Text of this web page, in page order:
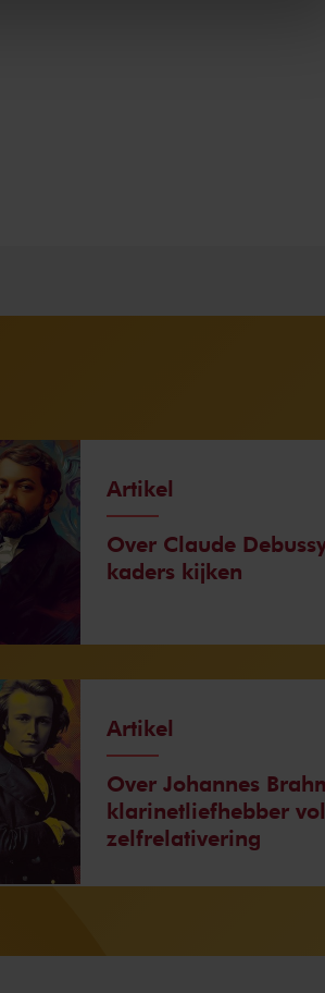
Artikel
Over Claude
kaders kijken
Artikel
Over Johannes
klarinetliefhebber vol
zelfrelativering